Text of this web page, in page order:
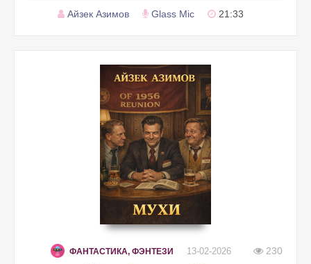
Айзек Азимов Glass Mic 21:33
ФАНТАСТИКА, ФЭНТЕЗИ 13-02-2026 230